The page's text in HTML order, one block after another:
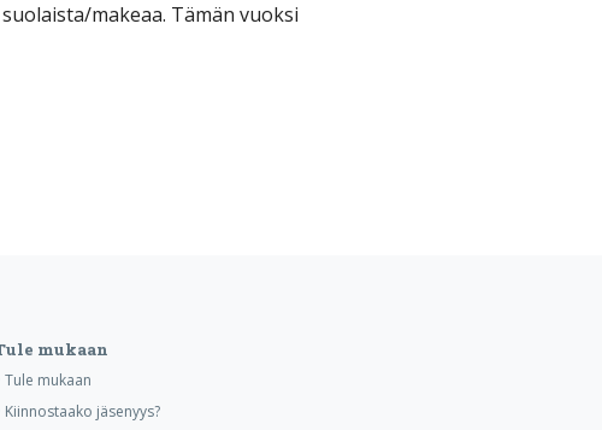
makeaa. Tämän vuoksi
mukaan
Tule mukaan
Kiinnostaako jäsenyys?